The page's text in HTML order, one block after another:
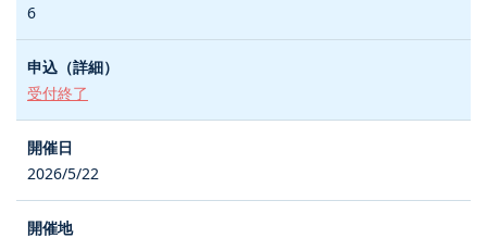
6
受付終了
2026/5/22